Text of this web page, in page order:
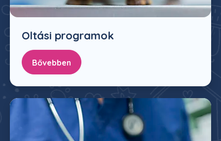
Oltási programok
Bővebben